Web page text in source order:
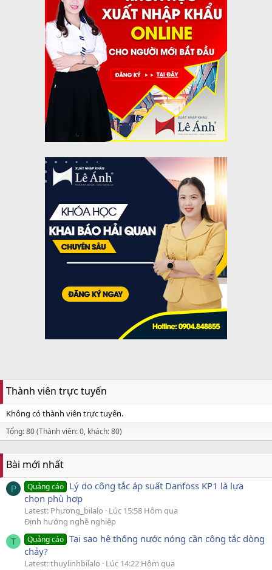
Thành viên trực tuyến
Không có thành viên trực tuyến.
Tổng: 80 (Thành viên: 0, khách: 80)
Bài mới nhất
P Quảng cáo Lý do công tắc áp suất Danfoss KP1 là lựa
chọn phù hợp
Latest: Phương_bilalo
Lúc 15:58 Hôm qua
Định hướng nghề nghiệp
T Quảng cáo Tại sao hệ thống nước nóng cần công tắc dòng
chảy?
Latest: thuylinhbilalo
Lúc 14:22 Hôm qua